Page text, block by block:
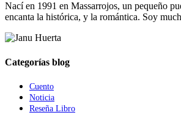
Nací en 1991 en Massarrojos, un pequeño
encanta la histórica, y la romántica. Soy
Categorías blog
Cuento
Noticia
Reseña Libro